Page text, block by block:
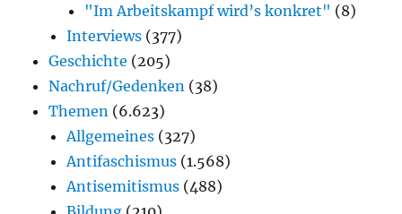
"Im Arbeitskampf wird’s konkret" (8)
Interviews (377)
Geschichte (205)
Nachruf/Gedenken (38)
Themen (6.623)
Allgemeines (327)
Antifaschismus (1.568)
Antisemitismus (488)